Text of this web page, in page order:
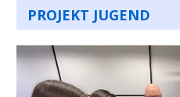
PROJEKT JUGEND